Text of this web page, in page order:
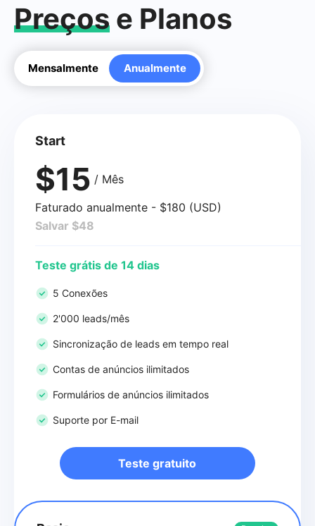
Preços e Planos
Mensalmente Anualmente
Start
$15 / Mês
Faturado anualmente - $180 (USD)
Salvar $48
Teste grátis de 14 dias
5 Conexões
2'000 leads/mês
Sincronização de leads em tempo real
Contas de anúncios ilimitados
Formulários de anúncios ilimitados
Suporte por E-mail
Teste gratuito